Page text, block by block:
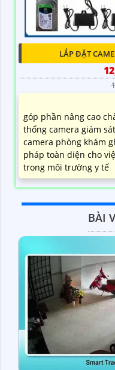
LẮP ĐẶT
góp phần nâng cao
thống camera giám
camera phòng khám
pháp toàn diện cho
trong môi trường y tế
BÀI